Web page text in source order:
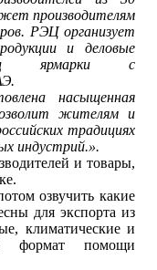
производителям
РЭЦ организует
и деловые
ярмарки с
насыщенная
жителям и
традициях
индустрий.».
и товары,
озвучить какие
для экспорта из
климатические и
формат помощи